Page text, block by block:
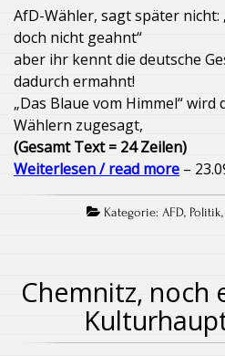
AfD-Wähler, sagt später nicht:
doch nicht geahnt“
aber ihr kennt die deutsche
dadurch ermahnt!
„Das Blaue vom Himmel“
Wählern zugesagt,
(Gesamt Text = 24 Zeilen)
Weiterlesen / read more –
Kategorie: AFD, Politik,
Chemnitz, noch